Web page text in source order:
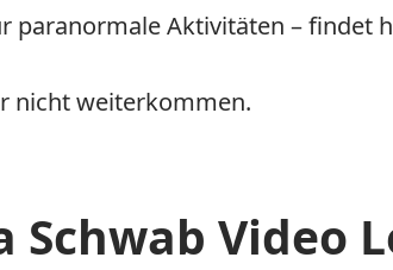
paranormale Aktivitäten – findet
nicht weiterkommen.
Schwab Video